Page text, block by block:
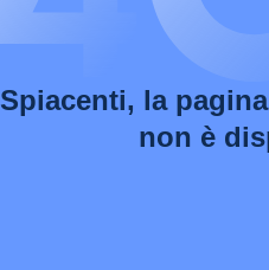
Spiacenti, la
non è